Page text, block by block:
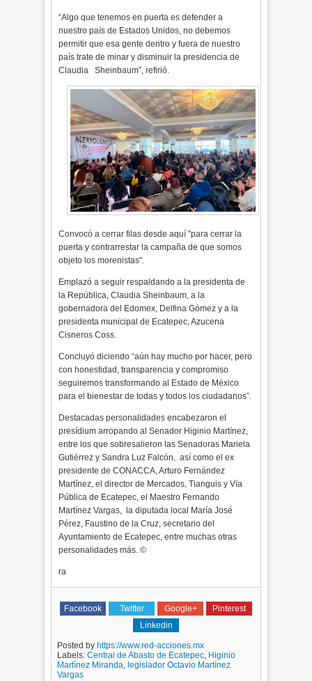
“Algo que tenemos en puerta es defender a
nuestro país de Estados Unidos, no debemos
permitir que esa gente dentro y fuera de nuestro
país trate de minar y disminuir la presidencia de
Claudia
Sheinbaum”, refirió.
Convocó a cerrar filas desde aquí "para cerrar la
puerta y contrarrestar la campaña de que somos
objeto los morenistas".
Emplazó a seguir respaldando a la presidenta de
la República, Claudia Sheinbaum, a la
gobernadora del Edomex, Delfina Gómez y a la
presidenta municipal de Ecatepec, Azucena
Cisneros Coss.
Concluyó diciendo “aún hay mucho por hacer, pero
con honestidad, transparencia y compromiso
seguiremos transformando al Estado de México
para el bienestar de todas y todos los ciudadanos”.
Destacadas personalidades encabezaron el
presídium arropando al Senador Higinio Martínez,
entre los que sobresalieron las Senadoras Mariela
Gutiérrez y Sandra Luz Falcón, así como el ex
presidente de CONACCA, Arturo Fernández
Martínez, el director de Mercados, Tianguis y Vía
Pública de Ecatepec, el Maestro Fernando
Martínez Vargas,
la diputada local María José
Pérez, Faustino de la Cruz, secretario del
Ayuntamiento de Ecatepec, entre muchas otras
personalidades más. ©
ra
Facebook Twitter Google+
Pinterest
Linkedin
Posted by https://www.red-acciones.mx
Labels:Central de Abasto de Ecatepec, Higinio
Martínez Miranda, legislador Octavio Martínez
Vargas